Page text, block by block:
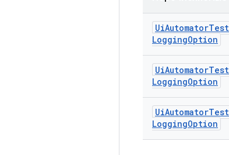
UiAutomatorTest
LoggingOption
UiAutomatorTest
LoggingOption
UiAutomatorTest
LoggingOption